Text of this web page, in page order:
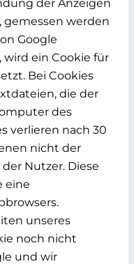
der Anzeigen
gemessen werden
Google
ein Cookie für
Bei Cookies
die der
des
verlieren nach 30
nicht der
Nutzer. Diese
eine
unseres
noch nicht
und wir